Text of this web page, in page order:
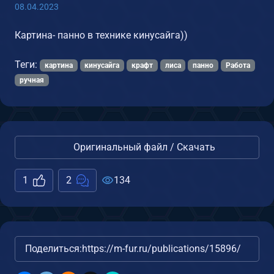
08.04.2023
Картина- панно в технике кинусайга))
Теги: картина кинусайга крафт лиса панно
Работа
ручная
Оригинальный файл / Скачать
1 2 134
Поделиться:https://m-fur.ru/publications/15896/